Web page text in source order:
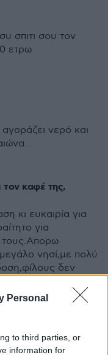
Personal
to third parties, or
information for
σπιτι σου τον
ετρω
νερό και
τον καφέ της,
κι ευκαιρία για
για
τους.Απορω
νησί,με πολύ
δεν
κάνει
και να
κρατούν το
πρέπει να έχουν